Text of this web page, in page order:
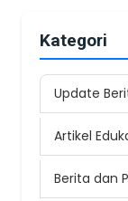
Kategori
Update
Artikel
Berita dan